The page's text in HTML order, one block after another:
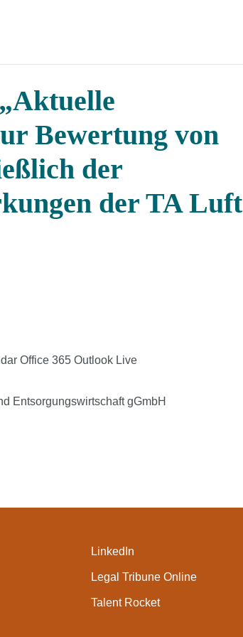
„Aktuelle
Bewertung von
der
der TA Luft
Office 365 Outlook Live
Entsorgungswirtschaft gGmbH
LinkedIn
Legal Tribune Online
Talent Rocket